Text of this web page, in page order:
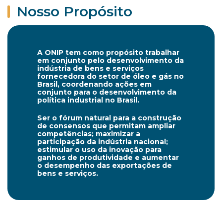
Nosso Propósito
A ONIP tem como propósito trabalhar
em conjunto pelo desenvolvimento da
indústria de bens e serviços
fornecedora do setor de óleo e gás no
Brasil, coordenando ações em
conjunto para o desenvolvimento da
política industrial no Brasil.
Ser o fórum natural para a construção
de consensos que permitam ampliar
competências; maximizar a
participação da indústria nacional;
estimular o uso da inovação para
ganhos de produtividade e aumentar
o desempenho das exportações de
bens e serviços.